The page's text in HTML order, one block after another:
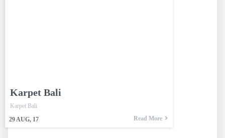
Karpet Bali
29AUG, 17
Karpet Bali
Read More